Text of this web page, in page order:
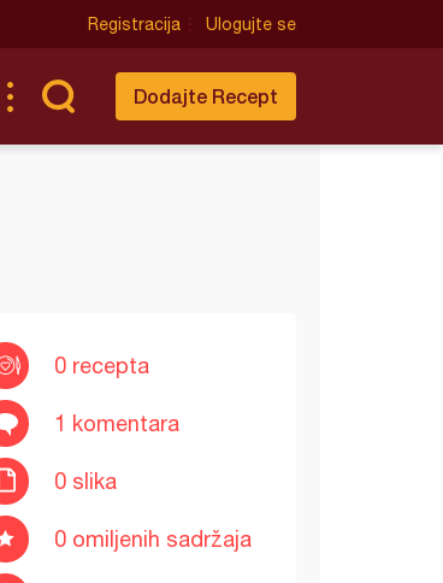
Registracija Ulogujte se
Dodajte Recept
0 recepta
1 komentara
0 slika
0 omiljenih sadržaja